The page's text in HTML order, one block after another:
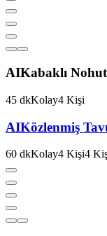
AIKabaklı
45 dkKolay4 Kişi
AIKözlenmiş
60 dkKolay4 Kişi4